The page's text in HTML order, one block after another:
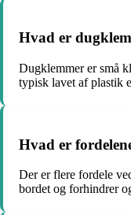
Hvad er
Dugklemmer er små
typisk lavet af plastik
Hvad er
Der er flere fordele
bordet og forhindrer